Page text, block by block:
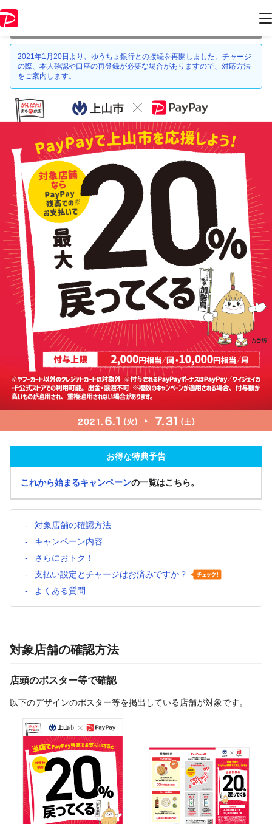
情報はキャンペーン終了時点のものになります。
2021年1月20日より、ゆうちょ銀行との接続を再開しました。チャージ
の際、本人確認や口座の再登録が必要な場合がありますので、対応方法
をご案内します。
お得な特典予告
これから始まるキャンペーンの一覧はこちら。
対象店舗の確認方法
キャンペーン内容
さらにおトク！
支払い設定とチャージはお済みですか？
よくある質問
対象店舗の確認方法
店頭のポスター等で確認
以下のデザインのポスター等を掲出している店舗が対象です。